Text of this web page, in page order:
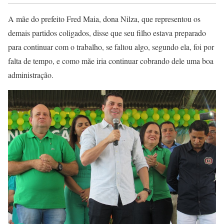
A mãe do prefeito Fred Maia, dona Nilza, que representou os
demais partidos coligados, disse que seu filho estava preparado
para continuar com o trabalho, se faltou algo, segundo ela, foi por
falta de tempo, e como mãe iria continuar cobrando dele uma boa
administração.